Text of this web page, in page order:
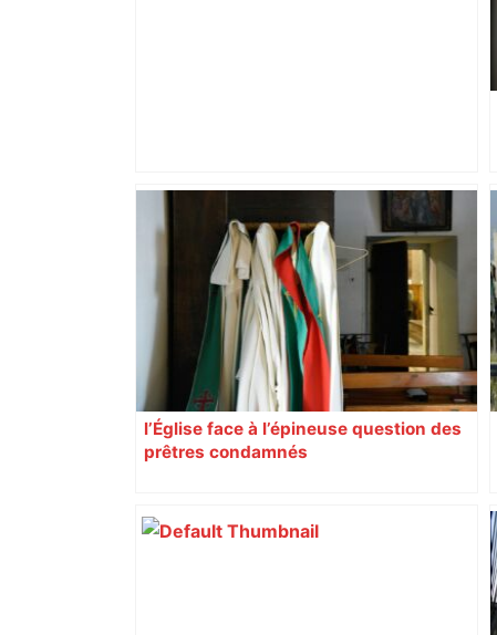
Bilan du marché du logement neuf :
une lueur d'espoir pour l'immobilier à
Toulouse ? – Actu.fr
l’Église face à l’épineuse question des
prêtres condamnés